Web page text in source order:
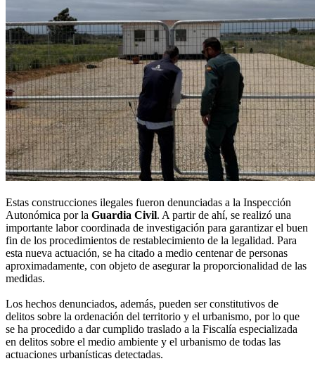
Estas construcciones ilegales fueron denunciadas a la Inspección
Autonómica por la Guardia Civil. A partir de ahí, se realizó una
importante labor coordinada de investigación para garantizar el buen
fin de los procedimientos de restablecimiento de la legalidad. Para
esta nueva actuación, se ha citado a medio centenar de personas
aproximadamente, con objeto de asegurar la proporcionalidad de las
medidas.
Los hechos denunciados, además, pueden ser constitutivos de
delitos sobre la ordenación del territorio y el urbanismo, por lo que
se ha procedido a dar cumplido traslado a la Fiscalía especializada
en delitos sobre el medio ambiente y el urbanismo de todas las
actuaciones urbanísticas detectadas.